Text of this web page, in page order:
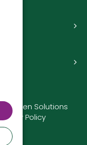
Green Solutions
Privacy Policy